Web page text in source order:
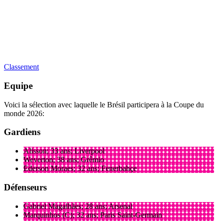
Classement
Equipe
Voici la sélection avec laquelle le Brésil participera à la Coupe du
monde 2026:
Gardiens
Alisson; 33 ans; Liverpool
Weverton; 38 ans; Grêmio
Ederson Moraes; 32 ans; Fenerbahçe
Défenseurs
Gabriel Magalhães; 28 ans; Arsenal
Marquinhos (C); 32 ans; Paris Saint-Germain